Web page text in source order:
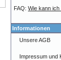
FAQ: Wie kann ich
Informationen
Unsere AGB
Impressum und